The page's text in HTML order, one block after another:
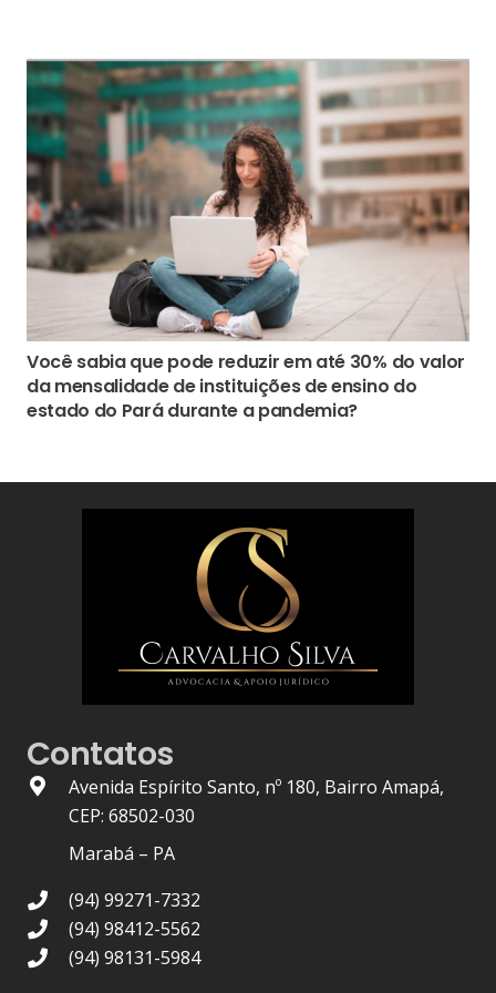
Você sabia que pode reduzir em até 30% do valor
da mensalidade de instituições de ensino do
estado do Pará durante a pandemia?
Contatos
Avenida Espírito Santo, nº 180, Bairro Amapá,
CEP: 68502-030
Marabá – PA
(94) 99271-7332
(94) 98412-5562
(94) 98131-5984